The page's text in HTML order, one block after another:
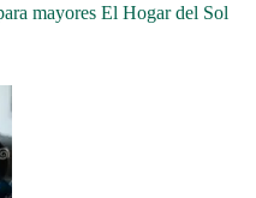
mayores El Hogar del Sol